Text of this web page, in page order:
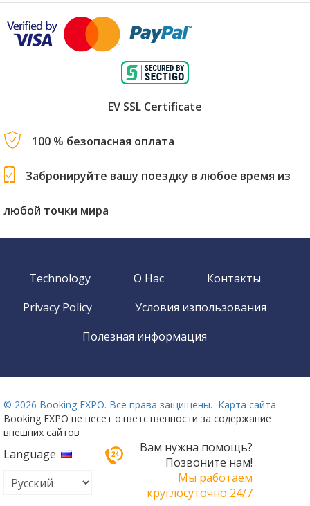
EV SSL Certificate
100 % безопасная оплата
Забронируйте вашу поездку в любое время из
любой точки мира
Technology О Нас
Контакты
Privacy Policy
Условия изпользования
Полезная информация
© 2026 Booking EXPO. Все права защищены. Карта сайта
Booking EXPO не несет ответственности за содержание
внешних сайтов
Language
Вам нужна помощь?
Позвоните нам!
Мы работаем
круглосуточно 24/7